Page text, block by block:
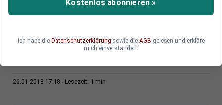
26.01.2018 17:18 Lesezeit: 1 min
Kostenlos abonnieren »
Ich habe die Datenschutzerklärung sowie die AGB gelesen und erkläre
mich einverstanden.